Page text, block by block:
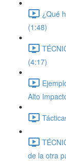
¿Qué
(1:48)
(4:17)
Alto
de la otra